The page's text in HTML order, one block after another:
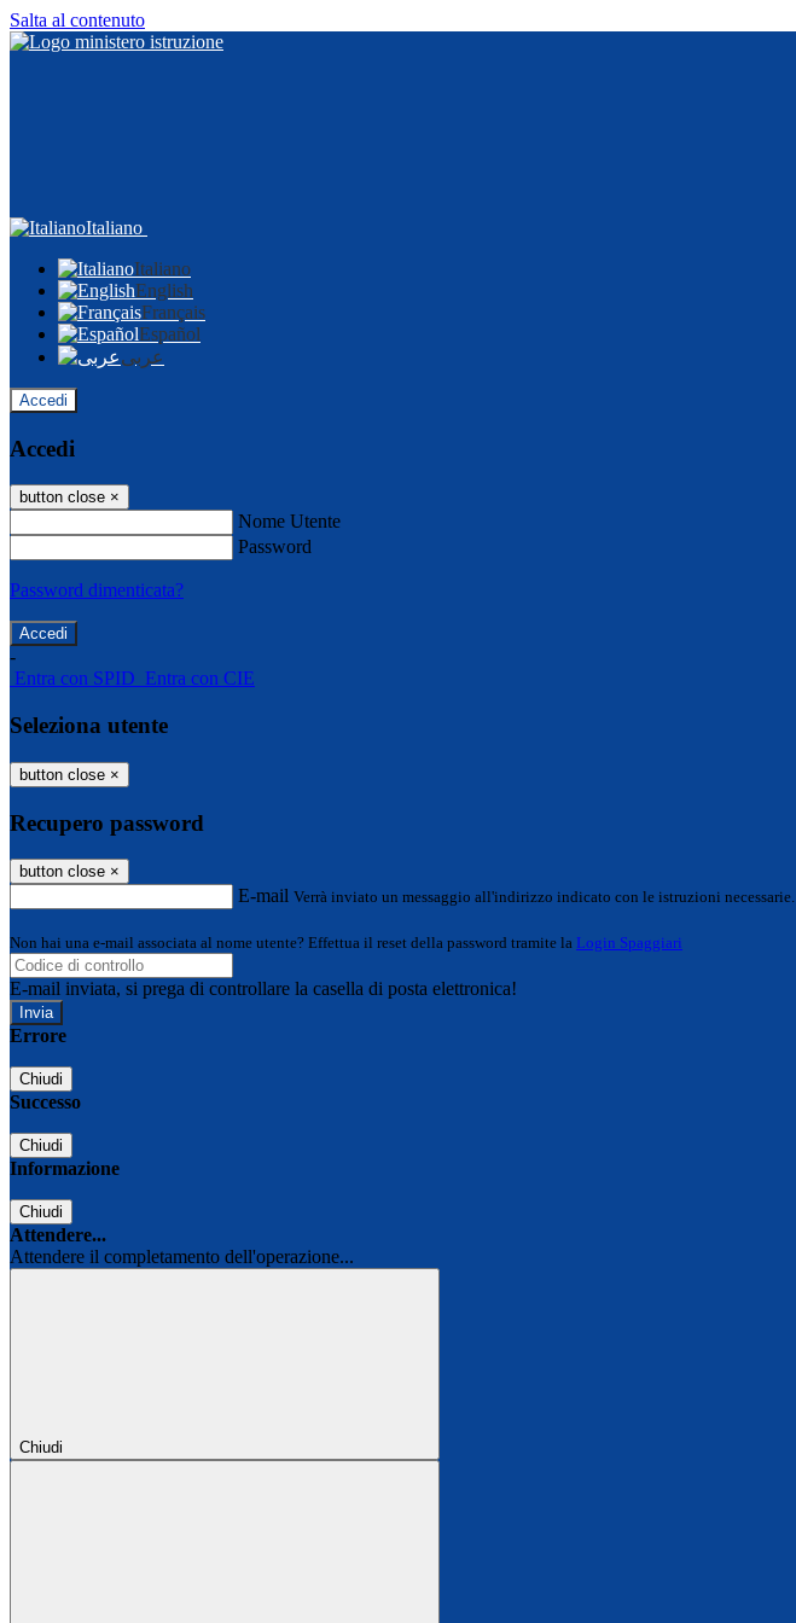
Salta al contenuto
Italiano
Italiano
English
Français
Español
عربى
Accedi
Accedi
button close ×
Nome Utente
Password
Password dimenticata?
-
Entra con SPID Entra con CIE
Seleziona utente
button close ×
Recupero password
button close ×
E-mail Verrà inviato un messaggio all'indirizzo indicato con le istruzioni necessarie.
Non hai una e-mail associata al nome utente? Effettua il reset della password tramite la Login Spaggiari
E-mail inviata, si prega di controllare la casella di posta elettronica!
Errore
Chiudi
Successo
Chiudi
Informazione
Chiudi
Attendere...
Attendere il completamento dell'operazione...
Chiudi